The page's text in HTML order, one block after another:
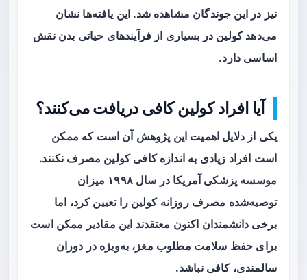
نیز در این جوندگان مشاهده شد. این یافته‌ها نشان
می‌دهد کولین در بسیاری از فرآیندهای حیاتی بدن نقش
اساسی دارد.
آیا افراد کولین کافی دریافت می‌کنند؟
یکی از دلایل اهمیت این پژوهش آن است که ممکن
است افراد زیادی به اندازه کافی کولین مصرف نکنند.
موسسه پزشکی آمریکا در سال ۱۹۹۸ میزان
توصیه‌شده مصرف روزانه کولین را تعیین کرد، اما
برخی دانشمندان اکنون معتقدند این مقادیر ممکن است
برای حفظ سلامت مطلوب مغز، به‌ویژه در دوران
سالمندی، کافی نباشد.